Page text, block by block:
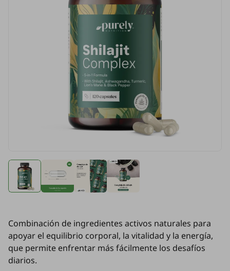
Combinación de ingredientes activos naturales para
apoyar el equilibrio corporal, la vitalidad y la energía,
que permite enfrentar más fácilmente los desafíos
diarios.